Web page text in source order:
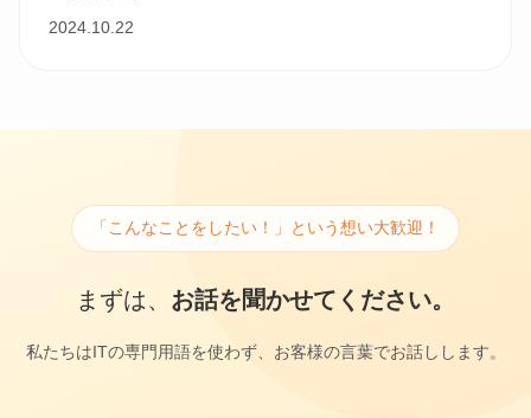
2024.10.22
「こんなことをしたい！」という想い大歓迎！
まずは、 お話を聞かせてください。
私たちはITの専門用語を使わず、お客様の言葉でお話しします。